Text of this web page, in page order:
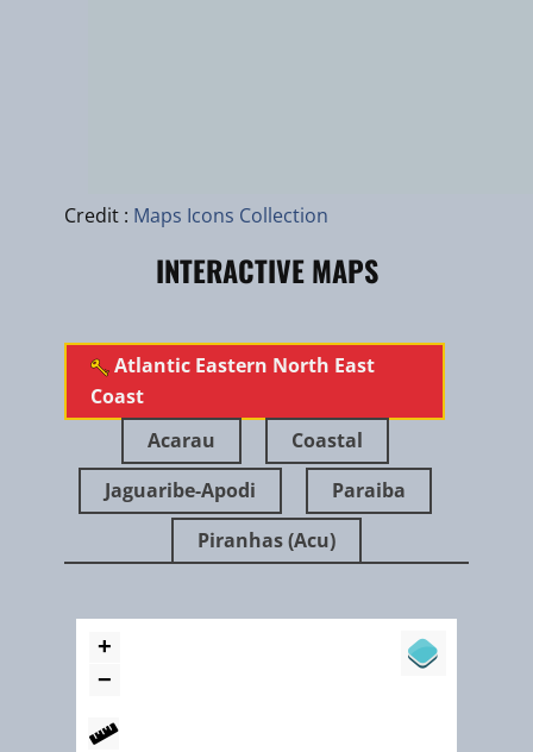
Credit : Maps Icons Collection
INTERACTIVE MAPS
​Atlantic Eastern North East
Coast
Acarau
Coastal
Jaguaribe-Apodi
Paraiba
Piranhas (Acu)